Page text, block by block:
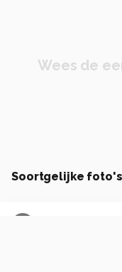
Wees de
Soortgelijke foto's